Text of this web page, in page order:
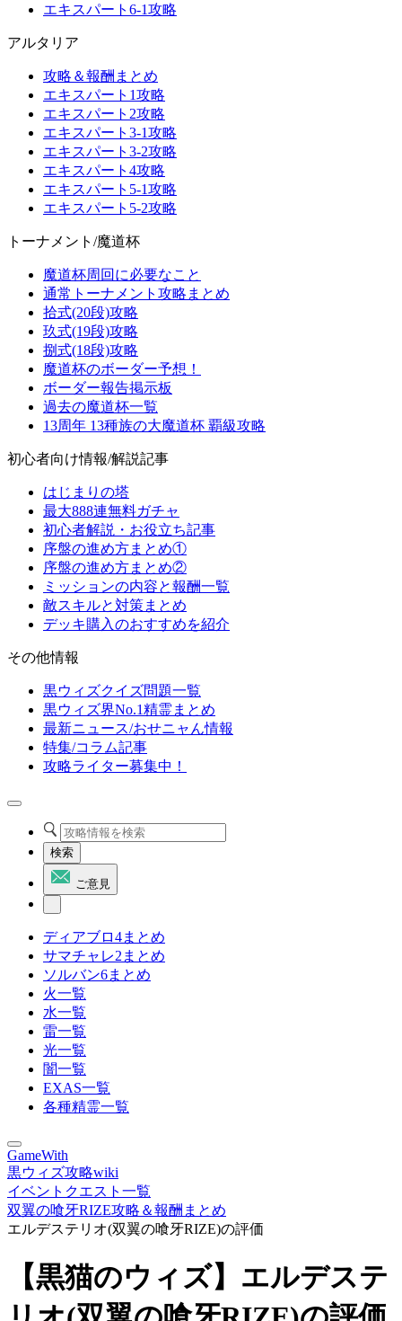
エキスパート6-1攻略
アルタリア
攻略＆報酬まとめ
エキスパート1攻略
エキスパート2攻略
エキスパート3-1攻略
エキスパート3-2攻略
エキスパート4攻略
エキスパート5-1攻略
エキスパート5-2攻略
トーナメント/魔道杯
魔道杯周回に必要なこと
通常トーナメント攻略まとめ
拾式(20段)攻略
玖式(19段)攻略
捌式(18段)攻略
魔道杯のボーダー予想！
ボーダー報告掲示板
過去の魔道杯一覧
13周年 13種族の大魔道杯 覇級攻略
初心者向け情報/解説記事
はじまりの塔
最大888連無料ガチャ
初心者解説・お役立ち記事
序盤の進め方まとめ①
序盤の進め方まとめ②
ミッションの内容と報酬一覧
敵スキルと対策まとめ
デッキ購入のおすすめを紹介
その他情報
黒ウィズクイズ問題一覧
黒ウィズ界No.1精霊まとめ
最新ニュース/おせニャん情報
特集/コラム記事
攻略ライター募集中！
検索
ご意見
ディアブロ4まとめ
サマチャレ2まとめ
ソルバン6まとめ
火一覧
水一覧
雷一覧
光一覧
闇一覧
EXAS一覧
各種精霊一覧
GameWith
黒ウィズ攻略wiki
イベントクエスト一覧
双翼の喰牙RIZE攻略＆報酬まとめ
エルデステリオ(双翼の喰牙RIZE)の評価
【黒猫のウィズ】エルデステ